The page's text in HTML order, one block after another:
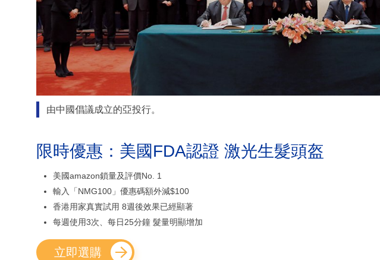
由中國倡議成立的亞投行。
限時優惠：美國FDA認證 激光生髮頭盔
美國amazon鎖量及評價No. 1
輸入「NMG100」優惠碼額外減$100
香港用家真實試用 8週後效果已經顯著
每週使用3次、每日25分鐘 髮量明顯增加
立即選購